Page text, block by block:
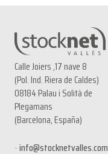
Calle Joiers ,17 nave 8
(Pol. Ind. Riera de Caldes)
08184 Palau i Solità de
Plegamans
(Barcelona, España)
info@stocknetvalles.com